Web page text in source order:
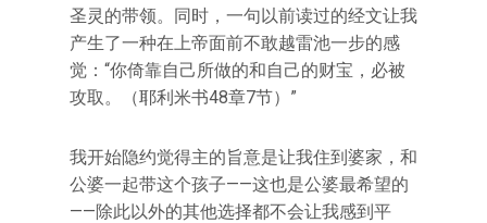
圣灵的带领。同时，一句以前读过的经文让我
产生了一种在上帝面前不敢越雷池一步的感
觉：“你倚靠自己所做的和自己的财宝，必被
攻取。（耶利米书48章7节）”
我开始隐约觉得主的旨意是让我住到婆家，和
公婆一起带这个孩子——这也是公婆最希望的
——除此以外的其他选择都不会让我感到平